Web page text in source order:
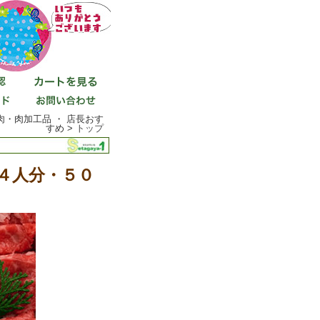
肉加工品 ・ 店長おす
すめ > トップ
分・５０